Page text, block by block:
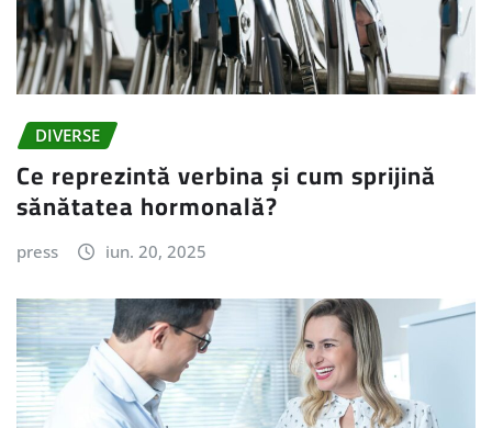
DIVERSE
Ce reprezintă verbina și cum sprijină
sănătatea hormonală?
press iun. 20, 2025